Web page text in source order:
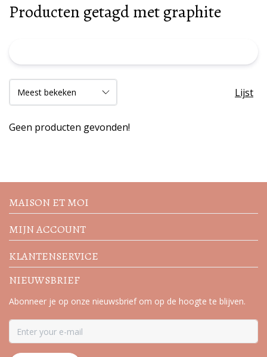
Producten getagd met graphite
Lijst
Geen producten gevonden!
acties
MAISON ET MOI
MIJN ACCOUNT
KLANTENSERVICE
NIEUWSBRIEF
Abonneer je op onze nieuwsbrief om op de hoogte te blijven.